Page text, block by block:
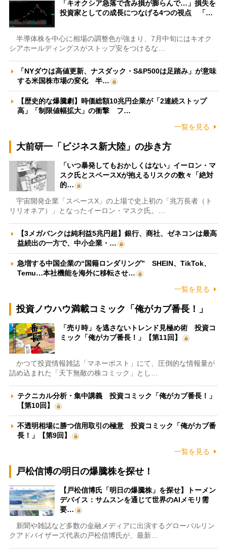
「キオクシア急落で含み損が膨らんで…」損失を
投資家としての成長につなげる4つの視点 「…
半導体株を中心に相場の調整色が強まり、7月中旬にはキオク
シアホールディングスがストップ安をつけるな…
「NYダウは高値更新、ナスダック・S&P500は足踏み」が意味
する米国株市場の変化 半…
【歴史的な爆騰劇】時価総額10兆円企業が「2連続ストップ
高」「制限値幅拡大」の衝撃 フ…
一覧を見る
大前研一「ビジネス新大陸」の歩き方
「いつ暴発してもおかしくはない」イーロン・マ
スク氏とスペースXが抱えるリスクの数々「絶対
的…
宇宙開発企業「スペースX」の上場で史上初の「兆万長者（ト
リリオネア）」となったイーロン・マスク氏。…
【3メガバンクは純利益5兆円超】銀行、商社、ゼネコンは最高
益続出の一方で、中小企業・…
急増する中国企業の“国籍ロンダリング” SHEIN、TikTok、
Temu…本社機能を海外に移転させ…
一覧を見る
投資ノウハウ満載コミック「俺がカブ番長！」
「売り時」を逃さないトレンド見極め術 投資コ
ミック「俺がカブ番長！」【第11回】
かつて投資情報雑誌「マネーポスト」にて、圧倒的な情報量が
詰め込まれた「天下無敵の株コミック」とし…
テクニカル分析・集中講義 投資コミック「俺がカブ番長！」
【第10回】
不透明相場に勝つ信用取引の極意 投資コミック「俺がカブ番
長！」【第9回】
一覧を見る
戸松信博の明日の爆騰株を探せ！
【戸松信博氏「明日の爆騰株」を探せ】トーメン
デバイス：サムスンを通じて世界のAIメモリ需
要…
新聞や雑誌など多数の金融メディアに出演するグローバルリン
クアドバイザーズ代表の戸松信博氏が、最新…